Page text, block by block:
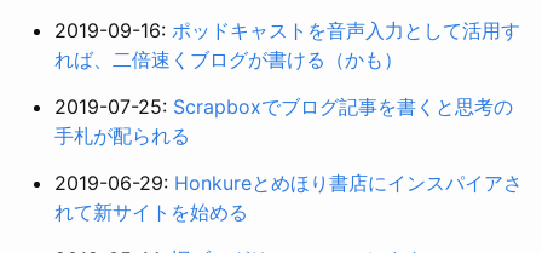
2019-09-16: ポッドキャストを音声入力として活用す
れば、二倍速くブログが書ける（かも）
2019-07-25: Scrapboxでブログ記事を書くと思考の
手札が配られる
2019-06-29: Honkureとめほり書店にインスパイアさ
れて新サイトを始める